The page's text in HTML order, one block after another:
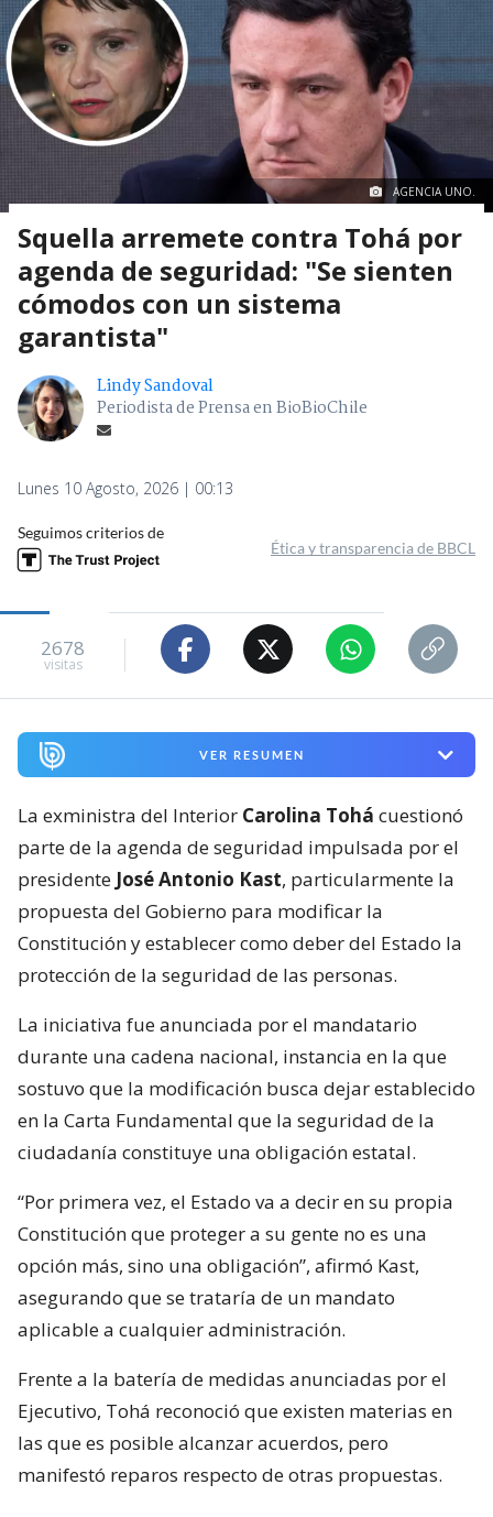
AGENCIA UNO.
Squella arremete contra Tohá por
agenda de seguridad: "Se sienten
cómodos con un sistema
garantista"
Lindy Sandoval
Periodista de Prensa en BioBioChile
Lunes 10 Agosto, 2026 | 00:13
Seguimos criterios de
Ética y transparencia de BBCL
2678
visitas
VER RESUMEN
La exministra del Interior Carolina Tohá cuestionó
parte de la agenda de seguridad impulsada por el
presidente José Antonio Kast, particularmente la
propuesta del Gobierno para modificar la
Constitución y establecer como deber del Estado la
protección de la seguridad de las personas.
La iniciativa fue anunciada por el mandatario
durante una cadena nacional, instancia en la que
sostuvo que la modificación busca dejar establecido
en la Carta Fundamental que la seguridad de la
ciudadanía constituye una obligación estatal.
“Por primera vez, el Estado va a decir en su propia
Constitución que proteger a su gente no es una
opción más, sino una obligación”, afirmó Kast,
asegurando que se trataría de un mandato
aplicable a cualquier administración.
Frente a la batería de medidas anunciadas por el
Ejecutivo, Tohá reconoció que existen materias en
las que es posible alcanzar acuerdos, pero
manifestó reparos respecto de otras propuestas.